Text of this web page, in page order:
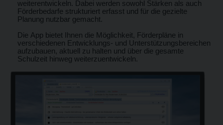
weiterentwickeln. Dabei werden sowohl Stärken als auch
Förderbedarfe strukturiert erfasst und für die gezielte
Planung nutzbar gemacht.
Die App bietet Ihnen die Möglichkeit, Förderpläne in
verschiedenen Entwicklungs- und Unterstützungsbereichen
aufzubauen, aktuell zu halten und über die gesamte
Schulzeit hinweg weiterzuentwickeln.